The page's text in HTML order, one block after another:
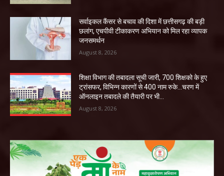
सर्वाइकल कैंसर से बचाव की दिशा में छत्तीसगढ़ की बड़ी
छलांग, एचपीवी टीकाकरण अभियान को मिल रहा व्यापक
जनसमर्थन
August 8, 2026
शिक्षा विभाग की तबादला सूची जारी, 700 शिक्षको के हुए
ट्रांसफर, विभिन्न कारणों से 400 नाम रुके…चरण में
ऑनलाइन तबादले की तैयारी पर भी...
August 8, 2026